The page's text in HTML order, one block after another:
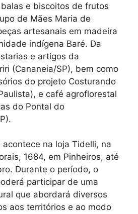
e biscoitos de frutos
de Mães Maria de
artesanais em madeira
indígena Baré. Da
e artigos da
(Cananeia/SP), bem como
do projeto Costurando
e café agroflorestal
do Pontal do
acontece na loja Tidelli, na
1684, em Pinheiros, até
Durante o período, o
participar de uma
que abordará diversos
aos territórios e ao modo